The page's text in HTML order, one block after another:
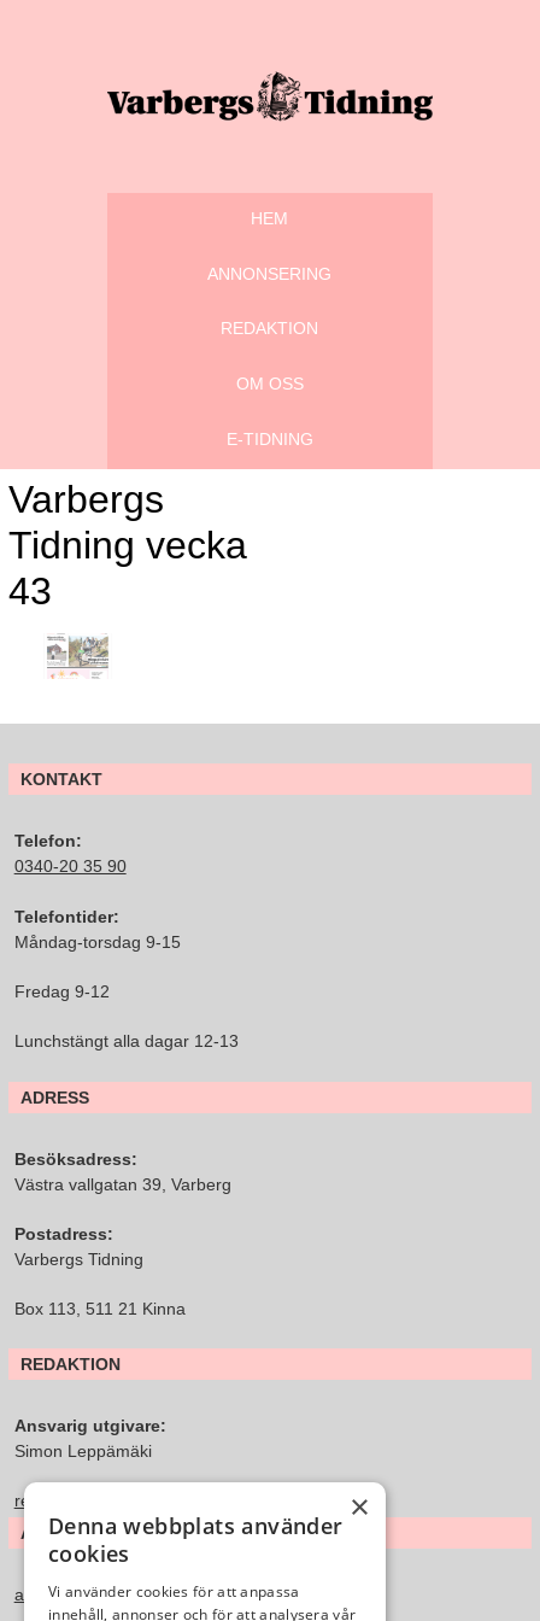
HEM
ANNONSERING
REDAKTION
OM OSS
E-TIDNING
Varbergs
Tidning vecka
43
KONTAKT
Telefon:
0340-20 35 90
Telefontider:
Måndag-torsdag 9-15
Fredag 9-12
Lunchstängt alla dagar 12-13
ADRESS
Besöksadress:
Västra vallgatan 39, Varberg
Postadress:
Varbergs Tidning
Box 113, 511 21 Kinna
REDAKTION
Ansvarig utgivare:
Simon Leppämäki
redaktion@varbergstidning.se
ANNONS & FÖRSÄLJNING
annons@varbergstidning.se
×
Denna webbplats använder
cookies
Vi använder cookies för att anpassa
innehåll, annonser och för att analysera vår